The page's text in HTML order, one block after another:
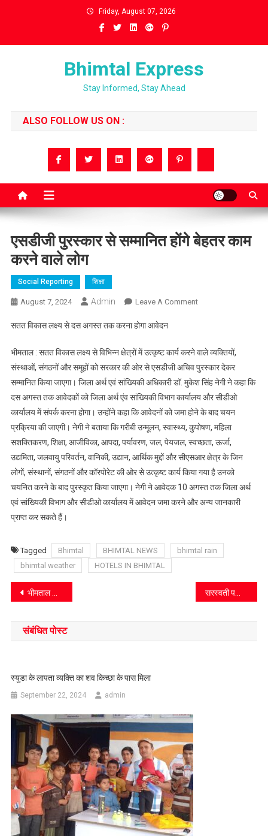
Friday, August 07, 2026
Bhimtal Express
Stay Informed, Stay Ahead
ALSO FOLLOW US ON :
एसडीजी पुरस्कार से सम्मानित होंगे बेहतर काम
करने वाले लोग
Social Reporting शिक्षा
August 7, 2024 Admin Leave A CommentOn
सम्मानित
होंगे
बेहतर
काम
करने
वाले
लोग
सतत विकास लक्ष्य से दस अगस्त तक करना होगा आवेदन
भीमताल : सतत विकास लक्ष्य से विभिन्न क्षेत्रों में उत्कृष्ट कार्य करने वाले व्यक्तियों,
संस्थाओं, संगठनों और समूहों को सरकार की ओर से एसडीजी अचिव पुरस्कार देकर
सम्मानित किया जाएगा। जिला अर्थ एवं सांख्यिकी अधिकारी डॉ. मुकेश सिंह नेगी ने कहा कि
दस अगस्त तक आवेदकों को जिला अर्थ एंव सांख्यिकी विभाग कार्यालय और सीडीओ
कार्यालय में संपर्क करना होगा। उन्होंने कहा कि आवेदनों को जमा होने के बाद चयन
प्रक्रिया की जाएगी। नेगी ने बताया कि गरीबी उन्मूलन, स्वास्थ्य, कुपोषण, महिला
सशक्तिकरण, शिक्षा, आजीविका, आपदा, पर्यावरण, जल, पेयजल, स्वच्छता, ऊर्जा,
उद्यमिता, जलवायु परिवर्तन, वानिकी, उद्यान, आर्थिक मुद्दों और सीएसआर क्षेत्र के जिन
लोगों, संस्थानों, संगठनों और कॉरपोरेट की ओर से उत्कृष्ट कार्य किया गया है उनको
चयनित करने के बाद पुरस्कृत किया जाएगा। नेगी ने आवेदक 10 अगस्त तक जिला अर्थ
एवं सांख्यिकी विभाग और सीडीओ कार्यालय में आवेदन जमा करने और अन्य जानकारी
प्राप्त कर सकते हैं।
Tagged Bhimtal BHIMTAL NEWS
bhimtal rain
bhimtal weather
HOTELS IN BHIMTAL
Post
navigation
भीमताल की 13 वर्षीय वैष्णवी ने हासिल की ब्लैक बेल्ट
संबंधित पोस्ट
स्युडा के लापता व्यक्ति का शव किच्छा के पास मिला
September 22, 2024 admin